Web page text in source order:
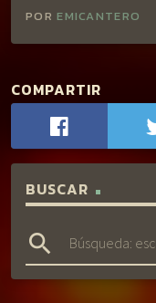
POREMICANTERO
COMPARTIR
BUSCAR
search